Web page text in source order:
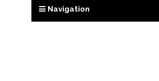
Navigation